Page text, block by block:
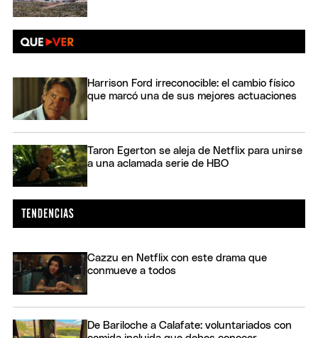
Harrison Ford irreconocible: el cambio físico
que marcó una de sus mejores actuaciones
Taron Egerton se aleja de Netflix para unirse
a una aclamada serie de HBO
Cazzu en Netflix con este drama que
conmueve a todos
De Bariloche a Calafate: voluntariados con